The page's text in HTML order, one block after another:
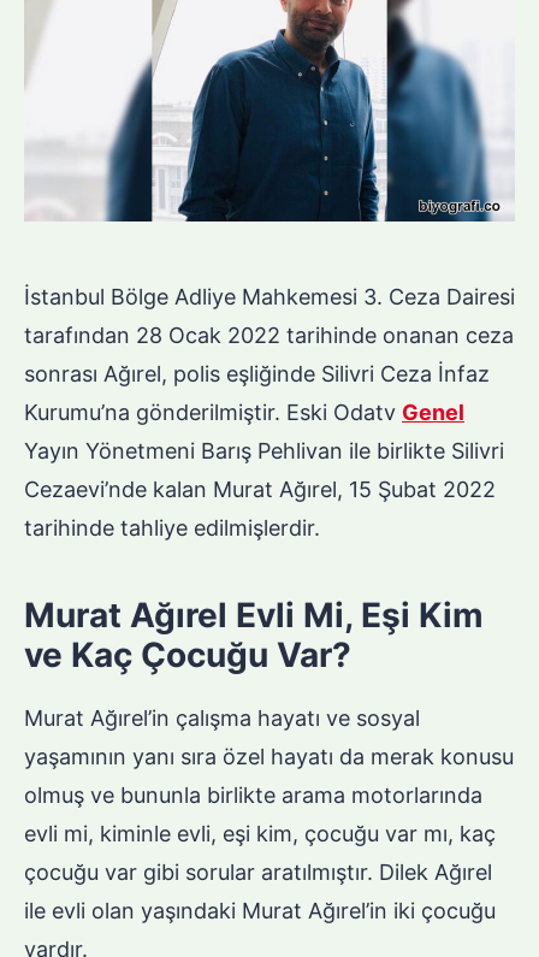
İstanbul Bölge Adliye Mahkemesi 3. Ceza Dairesi
tarafından 28 Ocak 2022 tarihinde onanan ceza
sonrası Ağırel, polis eşliğinde Silivri Ceza İnfaz
Kurumu’na gönderilmiştir. Eski Odatv Genel
Yayın Yönetmeni Barış Pehlivan ile birlikte Silivri
Cezaevi’nde kalan Murat Ağırel, 15 Şubat 2022
tarihinde tahliye edilmişlerdir.
Murat Ağırel Evli Mi, Eşi Kim
ve Kaç Çocuğu Var?
Murat Ağırel’in çalışma hayatı ve sosyal
yaşamının yanı sıra özel hayatı da merak konusu
olmuş ve bununla birlikte arama motorlarında
evli mi, kiminle evli, eşi kim, çocuğu var mı, kaç
çocuğu var gibi sorular aratılmıştır. Dilek Ağırel
ile evli olan yaşındaki Murat Ağırel’in iki çocuğu
vardır.